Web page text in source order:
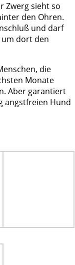
Zwerg sieht so
den Ohren.
und darf
um dort den
die
Monate
Aber garantiert
angstfreien Hund